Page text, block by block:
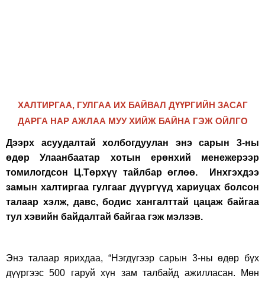
ХАЛТИРГАА, ГУЛГАА ИХ БАЙВАЛ ДҮҮРГИЙН ЗАСАГ
ДАРГА НАР АЖЛАА МУУ ХИЙЖ БАЙНА ГЭЖ ОЙЛГО
Дээрх асуудалтай холбогдуулан энэ сарын 3-ны
өдөр Улаанбаатар хотын ерөнхий менежерээр
томилогдсон Ц.Төрхүү тайлбар өглөө. Инхгэхдээ
замын халтиргаа гулгааг дүүргүүд хариуцах болсон
талаар хэлж, давс, бодис хангалттай цацаж байгаа
тул хэвийн байдалтай байгаа гэж мэлзэв.
Энэ талаар ярихдаа, “Нэгдүгээр сарын 3-ны өдөр бүх
дүүргээс 500 гаруй хүн зам талбайд ажилласан. Мөн